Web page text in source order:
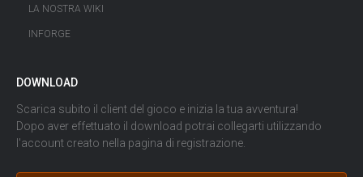
LA NOSTRA WIKI
INFORGE
DOWNLOAD
Scarica subito il client del gioco e inizia la tua avventura!
Dopo aver effettuato il download potrai collegarti utilizzando
l'account creato nella pagina di registrazione